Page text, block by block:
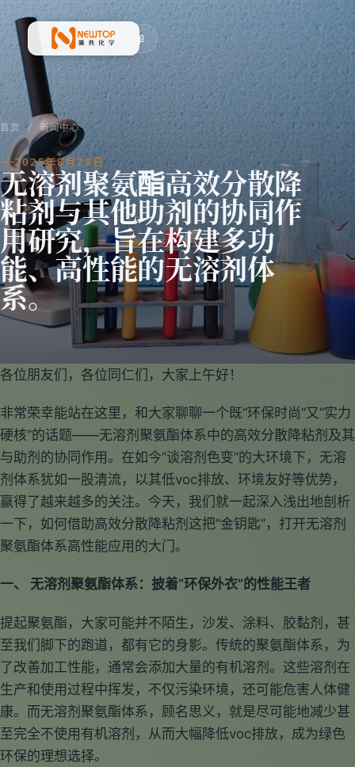
新典化学材料(上海)有限公司
菜单
首页 / 新闻中心
2025年8月28日
无溶剂聚氨酯高效分散降
粘剂与其他助剂的协同作
用研究，旨在构建多功
能、高性能的无溶剂体
系。
各位朋友们，各位同仁们，大家上午好！
非常荣幸能站在这里，和大家聊聊一个既“环保时尚”又“实力
硬核”的话题——无溶剂聚氨酯体系中的高效分散降粘剂及其
与助剂的协同作用。在如今“谈溶剂色变”的大环境下，无溶
剂体系犹如一股清流，以其低voc排放、环境友好等优势，
赢得了越来越多的关注。今天，我们就一起深入浅出地剖析
一下，如何借助高效分散降粘剂这把“金钥匙”，打开无溶剂
聚氨酯体系高性能应用的大门。
一、 无溶剂聚氨酯体系：披着“环保外衣”的性能王者
提起聚氨酯，大家可能并不陌生，沙发、涂料、胶黏剂，甚
至我们脚下的跑道，都有它的身影。传统的聚氨酯体系，为
了改善加工性能，通常会添加大量的有机溶剂。这些溶剂在
生产和使用过程中挥发，不仅污染环境，还可能危害人体健
康。而无溶剂聚氨酯体系，顾名思义，就是尽可能地减少甚
至完全不使用有机溶剂，从而大幅降低voc排放，成为绿色
环保的理想选择。